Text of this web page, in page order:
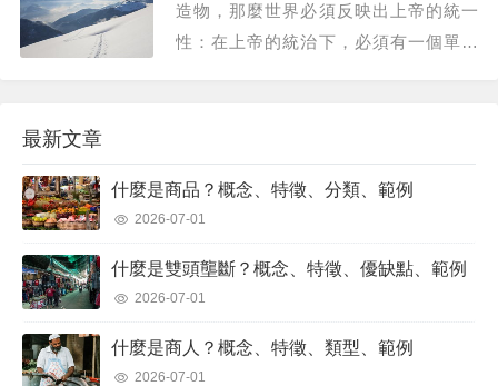
你對是非的信...
造物，那麼世界必須反映出上帝的統一
性：在上帝的統治下，必須有一個單一
來嘗試將世界哲學的各個分支綜合成一個
有凝聚力的框架奠定了基礎。隨著伊斯蘭
帝國在西元 7世...
最新文章
什麼是商品？概念、特徵、分類、範例
2026-07-01
什麼是雙頭壟斷？概念、特徵、優缺點、範例
2026-07-01
什麼是商人？概念、特徵、類型、範例
2026-07-01